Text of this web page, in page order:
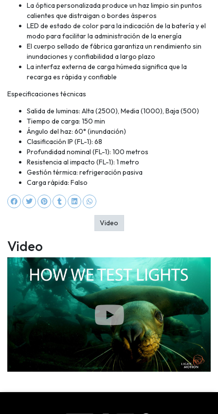
La óptica personalizada produce un haz limpio sin puntos
calientes que distraigan o bordes ásperos
LED de estado de color para la indicación de la batería y el
modo para facilitar la administración de la energía
El cuerpo sellado de fábrica garantiza un rendimiento sin
inundaciones y confiabilidad a largo plazo
La interfaz externa de carga húmeda significa que la
recarga es rápida y confiable
Especificaciones técnicas
Salida de luminas: Alta (2500), Media (1000), Baja (500)
Tiempo de carga: 150 min
Ángulo del haz: 60° (inundación)
Clasificación IP (FL-1): 68
Profundidad nominal (FL-1): 100 metros
Resistencia al impacto (FL-1): 1 metro
Gestión térmica: refrigeración pasiva
Carga rápida: Falso
Video
Video